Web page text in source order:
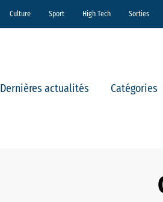
Culture Sport High Tech Sorties
Dernières actualités Catégories